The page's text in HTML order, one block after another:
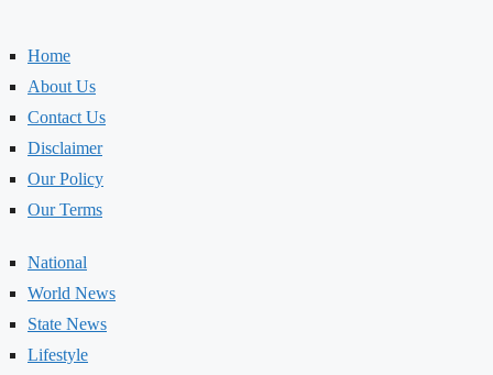
Home
About Us
Contact Us
Disclaimer
Our Policy
Our Terms
National
World News
State News
Lifestyle